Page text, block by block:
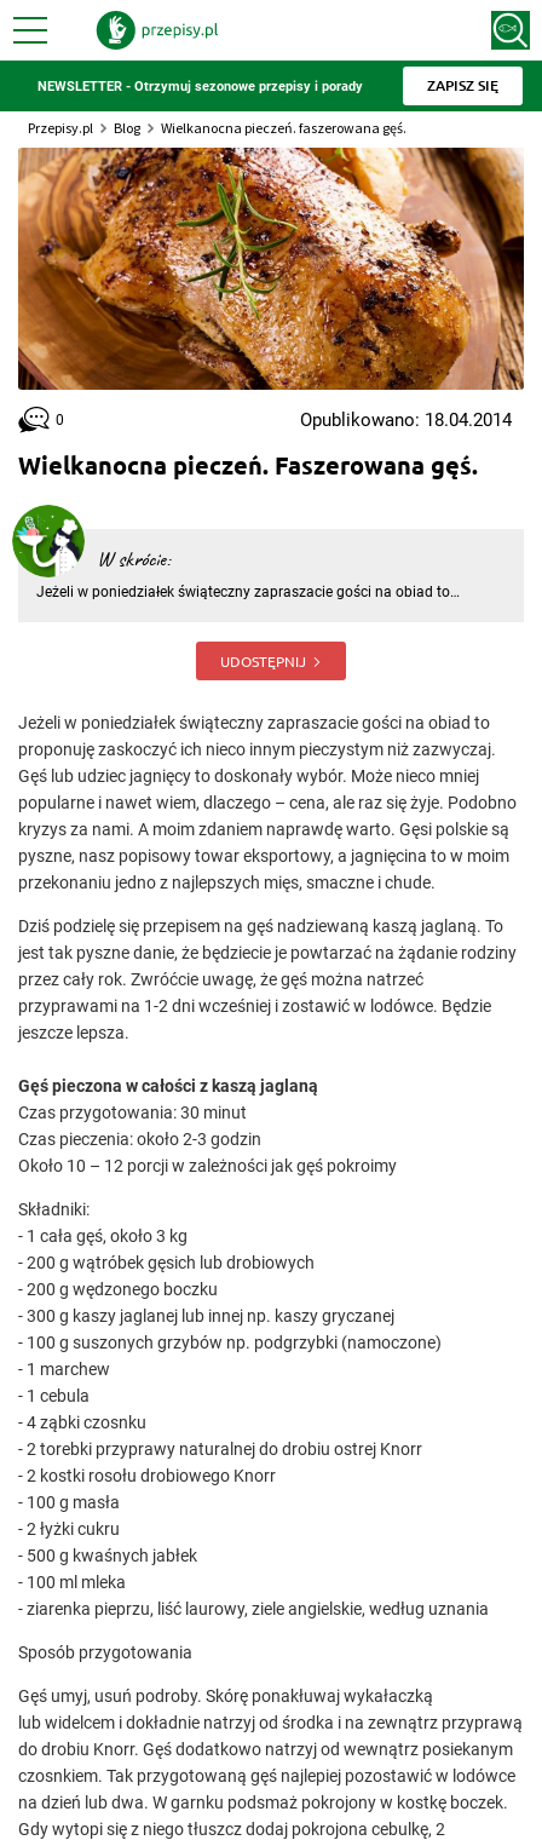
NEWSLETTER - Otrzymuj sezonowe przepisy i porady ZAPISZ SIĘ
Przepisy.pl Blog Wielkanocna pieczeń. faszerowana gęś.
Wielkanocna pieczeń. Faszerowana gęś.
W skrócie:
Jeżeli w poniedziałek świąteczny zapraszacie gości na obiad to
nawet wiem, dlaczego – cena, ale raz się żyje
UDOSTĘPNIJ
0 Opublikowano: 18.04.2014
Jeżeli w poniedziałek świąteczny zapraszacie gości na obiad to
proponuję zaskoczyć ich nieco innym pieczystym niż zazwyczaj.
Gęś lub udziec jagnięcy to doskonały wybór. Może nieco mniej
popularne i nawet wiem, dlaczego – cena, ale raz się żyje. Podobno
kryzys za nami. A moim zdaniem naprawdę warto. Gęsi polskie są
pyszne, nasz popisowy towar eksportowy, a jagnięcina to w moim
przekonaniu jedno z najlepszych mięs, smaczne i chude.
Dziś podzielę się przepisem na gęś nadziewaną kaszą jaglaną. To
jest tak pyszne danie, że będziecie je powtarzać na żądanie rodziny
przez cały rok. Zwróćcie uwagę, że gęś można natrzeć
przyprawami na 1-2 dni wcześniej i zostawić w lodówce. Będzie
jeszcze lepsza.
Gęś pieczona w całości z kaszą jaglaną
Czas przygotowania: 30 minut
Czas pieczenia: około 2-3 godzin
Około 10 – 12 porcji w zależności jak gęś pokroimy
Składniki:
- 1 cała gęś, około 3 kg
- 200 g wątróbek gęsich lub drobiowych
- 200 g wędzonego boczku
- 300 g kaszy jaglanej lub innej np. kaszy gryczanej
- 100 g suszonych grzybów np. podgrzybki (namoczone)
- 1 marchew
- 1 cebula
- 4 ząbki czosnku
- 2 torebki przyprawy naturalnej do drobiu ostrej Knorr
- 2 kostki rosołu drobiowego Knorr
- 100 g masła
- 2 łyżki cukru
- 500 g kwaśnych jabłek
- 100 ml mleka
- ziarenka pieprzu, liść laurowy, ziele angielskie, według uznania
Sposób przygotowania
Gęś umyj, usuń podroby. Skórę ponakłuwaj wykałaczką
lub widelcem i dokładnie natrzyj od środka i na zewnątrz przyprawą
do drobiu Knorr. Gęś dodatkowo natrzyj od wewnątrz posiekanym
czosnkiem. Tak przygotowaną gęś najlepiej pozostawić w lodówce
na dzień lub dwa. W garnku podsmaż pokrojony w kostkę boczek.
Gdy wytopi się z niego tłuszcz dodaj pokrojona cebulkę, 2